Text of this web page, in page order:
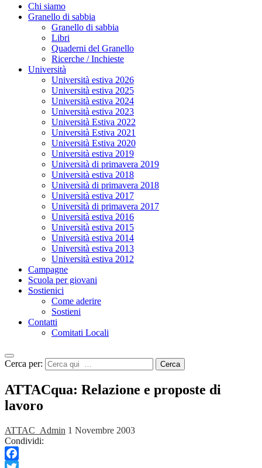
Chi siamo
Granello di sabbia
Granello di sabbia
Libri
Quaderni del Granello
Ricerche / Inchieste
Università
Università estiva 2026
Università estiva 2025
Università estiva 2024
Università estiva 2023
Università Estiva 2022
Università Estiva 2021
Università Estiva 2020
Università estiva 2019
Università di primavera 2019
Università estiva 2018
Università di primavera 2018
Università estiva 2017
Università di primavera 2017
Università estiva 2016
Università estiva 2015
Università estiva 2014
Università estiva 2013
Università estiva 2012
Campagne
Scuola per giovani
Sostienici
Come aderire
Sostieni
Contatti
Comitati Locali
Cerca per: Cerca
ATTACqua: Relazione e proposte di
lavoro
ATTAC_Admin 1 Novembre 2003
Condividi: